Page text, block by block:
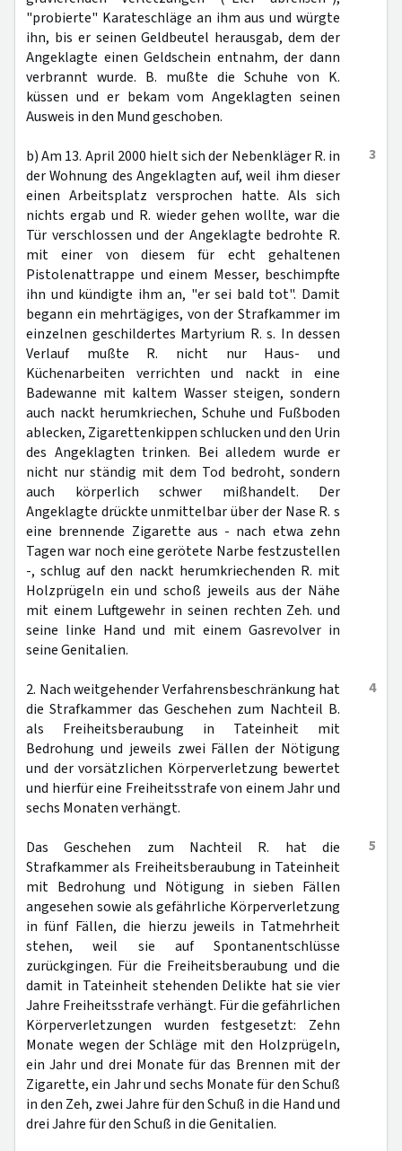
"probierte" Karateschläge an ihm aus und würgte
ihn, bis er seinen Geldbeutel herausgab, dem der
Angeklagte einen Geldschein entnahm, der dann
verbrannt wurde. B. mußte die Schuhe von K.
küssen und er bekam vom Angeklagten seinen
Ausweis in den Mund geschoben.
3
b) Am 13. April 2000 hielt sich der Nebenkläger R. in
der Wohnung des Angeklagten auf, weil ihm dieser
einen Arbeitsplatz versprochen hatte. Als sich
nichts ergab und R. wieder gehen wollte, war die
Tür verschlossen und der Angeklagte bedrohte R.
mit einer von diesem für echt gehaltenen
Pistolenattrappe und einem Messer, beschimpfte
ihn und kündigte ihm an, "er sei bald tot". Damit
begann ein mehrtägiges, von der Strafkammer im
einzelnen geschildertes Martyrium R. s. In dessen
Verlauf mußte R. nicht nur Haus- und
Küchenarbeiten verrichten und nackt in eine
Badewanne mit kaltem Wasser steigen, sondern
auch nackt herumkriechen, Schuhe und Fußboden
ablecken, Zigarettenkippen schlucken und den Urin
des Angeklagten trinken. Bei alledem wurde er
nicht nur ständig mit dem Tod bedroht, sondern
auch körperlich schwer mißhandelt. Der
Angeklagte drückte unmittelbar über der Nase R. s
eine brennende Zigarette aus - nach etwa zehn
Tagen war noch eine gerötete Narbe festzustellen
-, schlug auf den nackt herumkriechenden R. mit
Holzprügeln ein und schoß jeweils aus der Nähe
mit einem Luftgewehr in seinen rechten Zeh. und
seine linke Hand und mit einem Gasrevolver in
seine Genitalien.
4
2. Nach weitgehender Verfahrensbeschränkung hat
die Strafkammer das Geschehen zum Nachteil B.
als Freiheitsberaubung in Tateinheit mit
Bedrohung und jeweils zwei Fällen der Nötigung
und der vorsätzlichen Körperverletzung bewertet
und hierfür eine Freiheitsstrafe von einem Jahr und
sechs Monaten verhängt.
5
Das Geschehen zum Nachteil R. hat die
Strafkammer als Freiheitsberaubung in Tateinheit
mit Bedrohung und Nötigung in sieben Fällen
angesehen sowie als gefährliche Körperverletzung
in fünf Fällen, die hierzu jeweils in Tatmehrheit
stehen, weil sie auf Spontanentschlüsse
zurückgingen. Für die Freiheitsberaubung und die
damit in Tateinheit stehenden Delikte hat sie vier
Jahre Freiheitsstrafe verhängt. Für die gefährlichen
Körperverletzungen wurden festgesetzt: Zehn
Monate wegen der Schläge mit den Holzprügeln,
ein Jahr und drei Monate für das Brennen mit der
Zigarette, ein Jahr und sechs Monate für den Schuß
in den Zeh, zwei Jahre für den Schuß in die Hand und
drei Jahre für den Schuß in die Genitalien.